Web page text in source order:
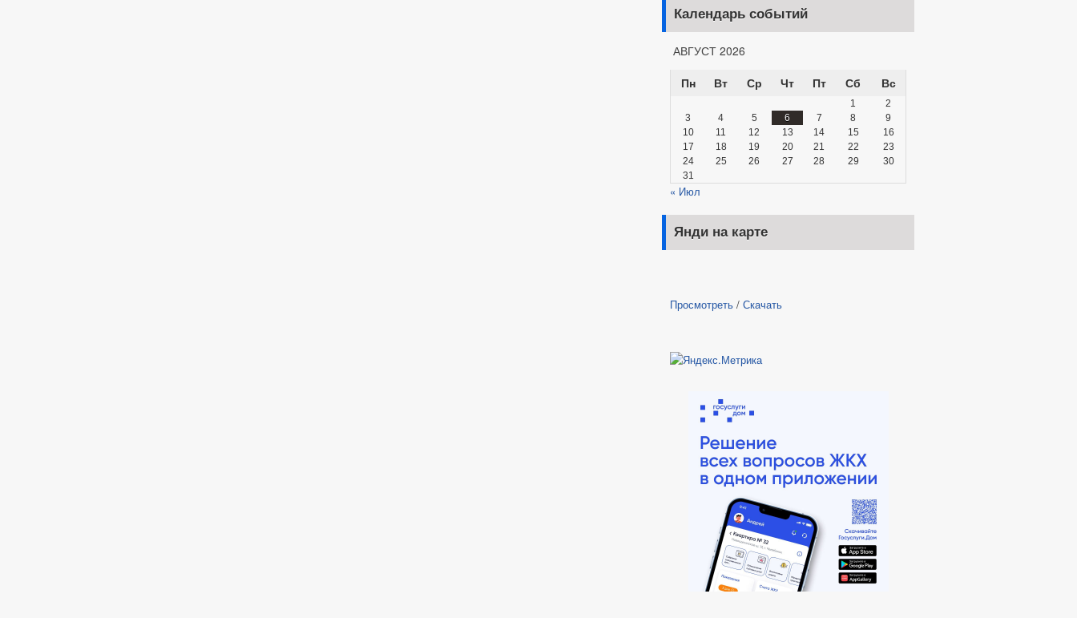
Календарь событий
АВГУСТ 2026
Пн
Вт Ср Чт Пт Сб Вс
1
2
3
4 5 6 7 8
9
10
11 12 13 14 15
16
17
18 19 20 21 22
23
24
25 26 27 28 29
30
31
« Июл
Янди на карте
Просмотреть / Скачать